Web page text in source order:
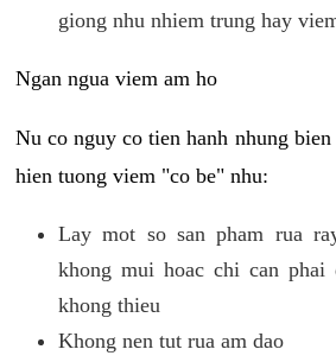
giong nhu nhiem trung hay
Ngan ngua viem am ho
Nu co nguy co tien hanh nhung bien
hien tuong viem "co be" nhu:
Lay mot so san pham rua
khong mui hoac chi can phai
khong thieu
Khong nen tut rua am dao